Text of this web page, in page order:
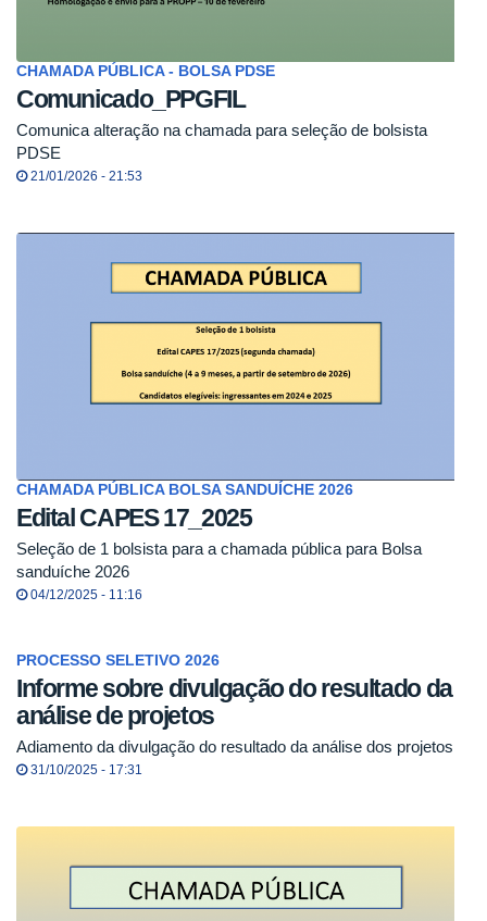
CHAMADA PÚBLICA - BOLSA PDSE
Comunicado_PPGFIL
Comunica alteração na chamada para seleção de bolsista
PDSE
21/01/2026 - 21:53
CHAMADA PÚBLICA BOLSA SANDUÍCHE 2026
Edital CAPES 17_2025
Seleção de 1 bolsista para a chamada pública para Bolsa
sanduíche 2026
04/12/2025 - 11:16
PROCESSO SELETIVO 2026
Informe sobre divulgação do resultado da
análise de projetos
Adiamento da divulgação do resultado da análise dos projetos
31/10/2025 - 17:31